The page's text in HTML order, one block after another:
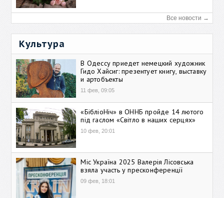
Все новости →
Культура
В Одессу приедет немецкий художник
Гидо Хайсиг: презентует книгу, выставку
и артобъекты
11 фев, 09:05
«БібліоНіч» в ОННБ пройде 14 лютого
під гаслом «Світло в наших серцях»
10 фев, 20:01
Міс Україна 2025 Валерія Лісовська
взяла участь у пресконференції
09 фев, 18:01